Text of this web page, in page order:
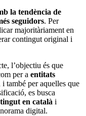
la tendència de
seguidors. Per
majoritàriament en
contingut original i
l’objectiu és que
per a entitats
també per aquelles que
es busca
en català i
digital.